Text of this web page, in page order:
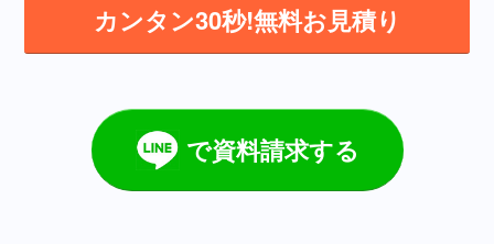
カンタン30秒!無料お見積り
で資料請求する